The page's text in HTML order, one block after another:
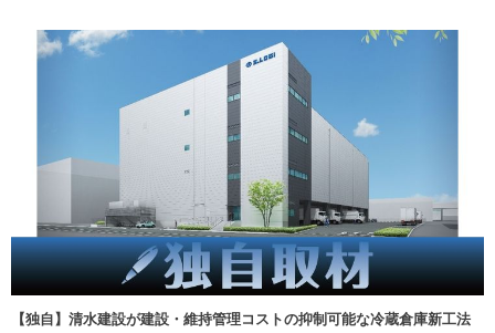
【独自】清水建設が建設・維持管理コストの抑制可能な冷蔵倉庫新工法